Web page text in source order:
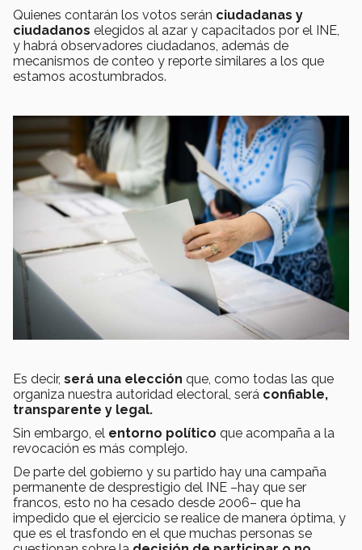
Quienes contarán los votos serán ciudadanas y
ciudadanos elegidos al azar y capacitados por el INE,
y habrá observadores ciudadanos, además de
mecanismos de conteo y reporte similares a los que
estamos acostumbrados.
Es decir, será una elección que, como todas las que
organiza nuestra autoridad electoral, será confiable,
transparente y legal.
Sin embargo, el entorno político que acompaña a la
revocación es más complejo.
De parte del gobierno y su partido hay una campaña
permanente de desprestigio del INE –hay que ser
francos, esto no ha cesado desde 2006– que ha
impedido que el ejercicio se realice de manera óptima, y
que es el trasfondo en el que muchas personas se